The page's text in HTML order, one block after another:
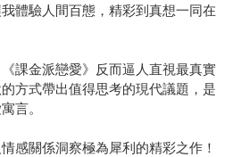
體驗人間百態，精彩到真想一同在
課金派戀愛》反而逼人直視最真實
方式帶出值得思考的現代議題，是
言。
感關係洞察極為犀利的精彩之作！